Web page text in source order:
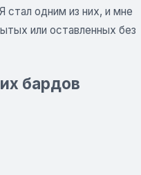
стал одним из них, и мне
или оставленных без
бардов